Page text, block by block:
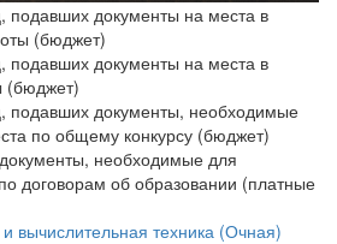
подавших документы на места в
(бюджет)
подавших документы на места в
(бюджет)
подавших документы, необходимые
по общему конкурсу (бюджет)
необходимые для
договорам об образовании (платные
вычислительная техника (Очная)